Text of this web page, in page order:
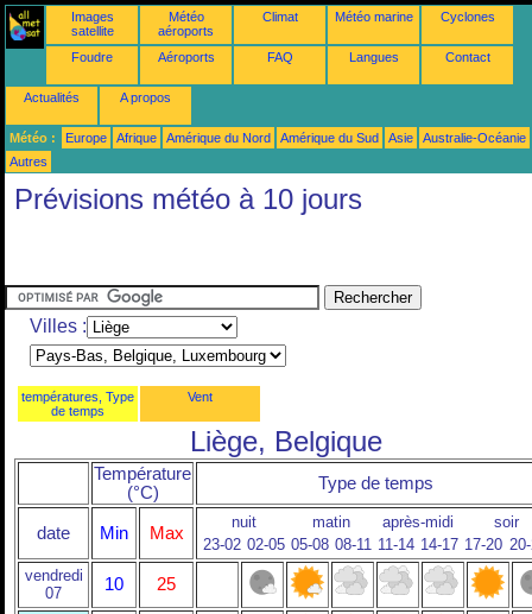
Images
satellite
Météo
aéroports
Climat Météo marine Cyclones
Foudre Aéroports FAQ Langues Contact
Actualités A propos
Météo : Europe Afrique Amérique du Nord Amérique du Sud Asie
Australie-Océanie
Autres
Prévisions météo à 10 jours
Villes :
températures, Type
de temps
Vent
Liège, Belgique
Température
(°C)
Type de temps
date Min Max
nuit matin après-midi
soir
23-02 02-05 05-08 08-11 11-14 14-17 17-20
vendredi
07
10 25